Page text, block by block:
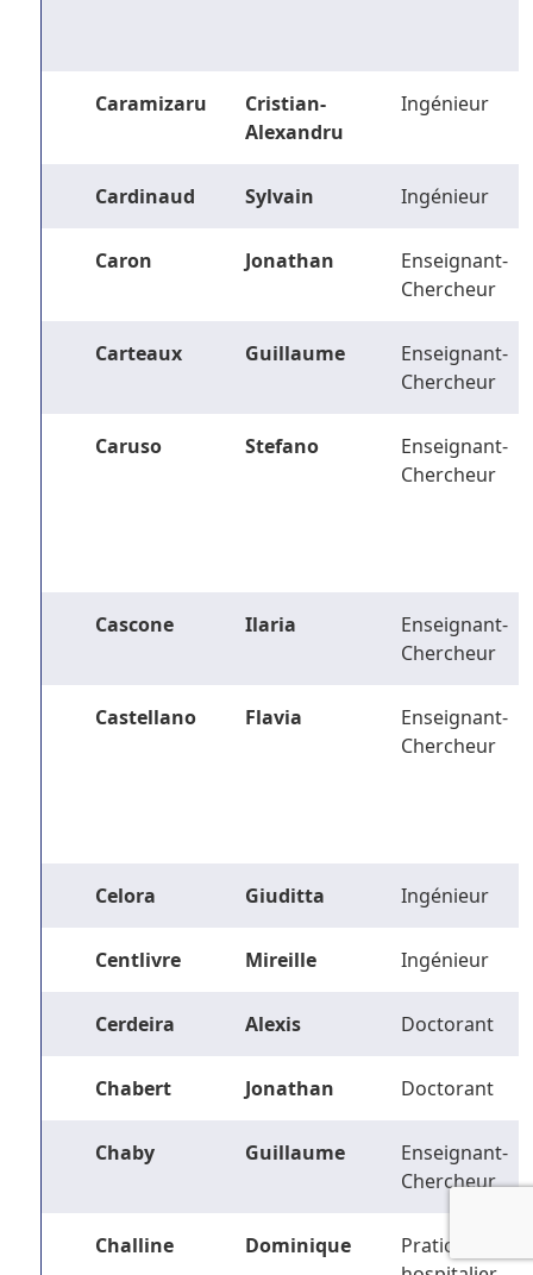
Caramizaru
Cristian-
Alexandru
Ingénieur
Cardinaud Sylvain Ingénieur
Caron Jonathan
Enseignant-
Chercheur
Carteaux Guillaume
Enseignant-
Chercheur
Caruso Stefano
Enseignant-
Chercheur
Cascone Ilaria
Enseignant-
Chercheur
Castellano Flavia
Enseignant-
Chercheur
Celora Giuditta Ingénieur
Centlivre Mireille Ingénieur
Cerdeira Alexis Doctorant
Chabert Jonathan Doctorant
Chaby Guillaume
Enseignant-
Chercheur
Challine Dominique
Praticien